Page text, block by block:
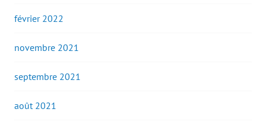
février 2022
novembre 2021
septembre 2021
août 2021